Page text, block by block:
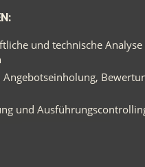
und technische Analyse
Angebotseinholung,
und